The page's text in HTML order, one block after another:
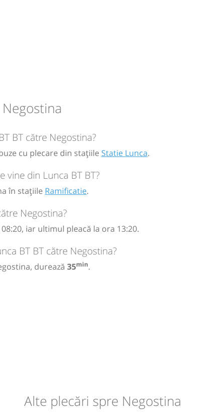
D
BT către Negostina?
cu plecare din stațiile Statie Lunca.
vine din Lunca BT BT?
în stațiile Ramificatie.
Negostina?
iar ultimul pleacă la ora 13:20.
BT BT către Negostina?
durează 35min.
Alte plecări spre Negostina